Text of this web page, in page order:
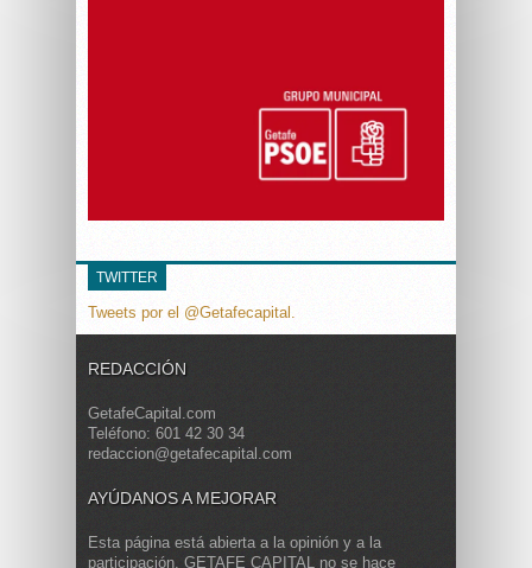
TWITTER
Tweets por el @Getafecapital.
REDACCIÓN
GetafeCapital.com
Teléfono: 601 42 30 34
redaccion@getafecapital.com
AYÚDANOS A MEJORAR
Esta página está abierta a la opinión y a la
participación. GETAFE CAPITAL no se hace